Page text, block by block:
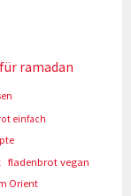
ramadan
einfach
fladenbrot vegan
Orient